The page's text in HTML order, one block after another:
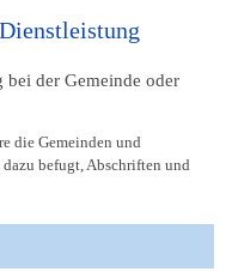
der Gemeinde oder
die Gemeinden und
befugt, Abschriften und